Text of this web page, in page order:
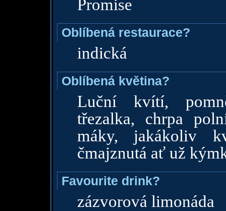
Promise
Oblíbená restaurace?
indická
Oblíbená květina?
Luční kvítí,
třezalka, chrpa
máky, jakákoliv
čmajznutá ať už
Favourite drink?
zázvorová limonáda